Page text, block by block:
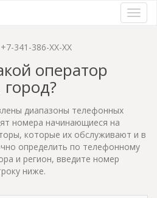
+7-341-386-XX-XX
оператор
город?
диапазоны телефонных
номера начинающиеся на
которые их обслуживают и в
определить по телефонному
и регион, введите номер
ниже.